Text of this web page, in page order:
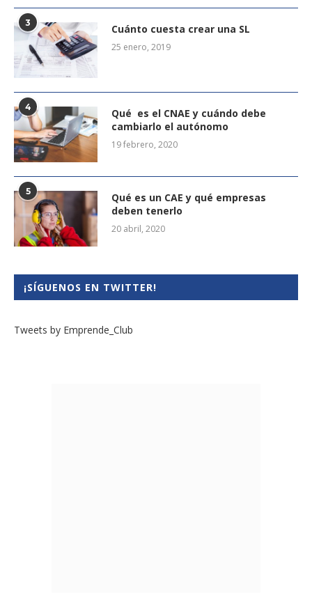
3 Cuánto cuesta crear una SL
25 enero, 2019
4
Qué es el CNAE y cuándo debe
cambiarlo el autónomo
19 febrero, 2020
5
Qué es un CAE y qué empresas
deben tenerlo
20 abril, 2020
¡SÍGUENOS EN TWITTER!
Tweets by Emprende_Club